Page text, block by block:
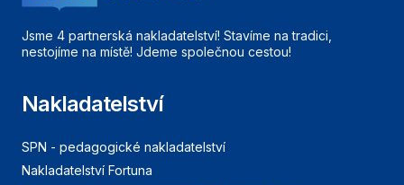
Jsme 4 partnerská nakladatelství! Stavíme na tradici,
nestojíme na místě! Jdeme společnou cestou!
Nakladatelství
SPN - pedagogické nakladatelství
Nakladatelství Fortuna